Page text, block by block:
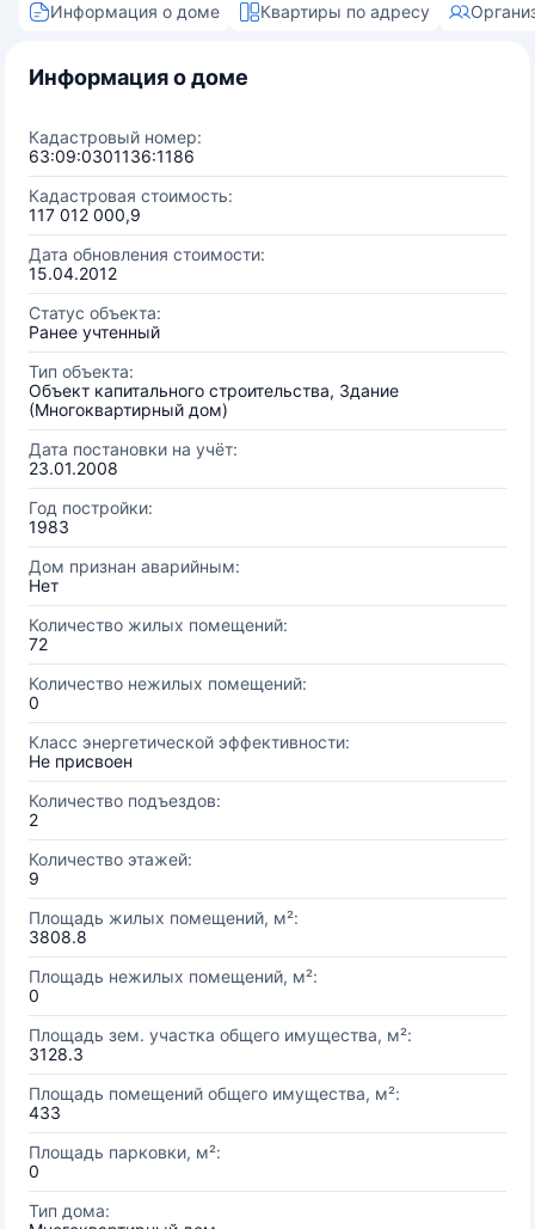
Информация о доме Квартиры по адресу
Информация о доме
Кадастровый номер:
63:09:0301136:1186
Кадастровая стоимость:
117 012 000,9
Дата обновления стоимости:
15.04.2012
Статус объекта:
Ранее учтенный
Тип объекта:
Объект капитального строительства, Здание
(Многоквартирный дом)
Дата постановки на учёт:
23.01.2008
Год постройки:
1983
Дом признан аварийным:
Нет
Количество жилых помещений:
72
Количество нежилых помещений:
0
Класс энергетической эффективности:
Не присвоен
Количество подъездов:
2
Количество этажей:
9
Площадь жилых помещений, м²:
3808.8
Площадь нежилых помещений, м²:
0
Площадь зем. участка общего имущества, м²:
3128.3
Площадь помещений общего имущества, м²:
433
Площадь парковки, м²:
0
Тип дома: